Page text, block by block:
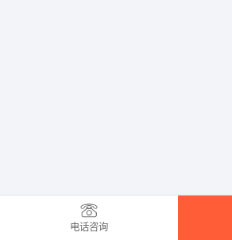
电话咨询